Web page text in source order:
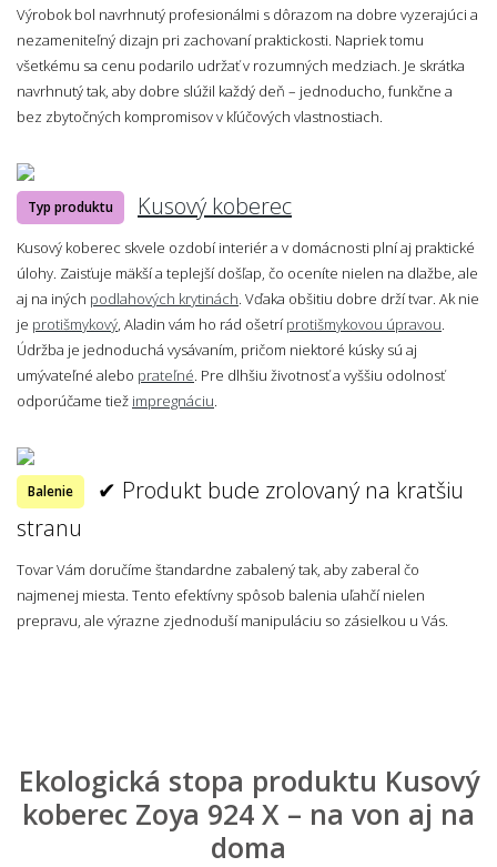
Výrobok bol navrhnutý profesionálmi s dôrazom na dobre vyzerajúci a
nezameniteľný dizajn pri zachovaní praktickosti. Napriek tomu
všetkému sa cenu podarilo udržať v rozumných medziach. Je skrátka
navrhnutý tak, aby dobre slúžil každý deň – jednoducho, funkčne a
bez zbytočných kompromisov v kľúčových vlastnostiach.
Typ produktu Kusový koberec
Kusový koberec skvele ozdobí interiér a v domácnosti plní aj praktické
úlohy. Zaisťuje mäkší a teplejší došľap, čo oceníte nielen na dlažbe, ale
aj na iných podlahových krytinách. Vďaka obšitiu dobre drží tvar. Ak nie
je protišmykový, Aladin vám ho rád ošetríprotišmykovou úpravou.
Údržba je jednoduchá vysávaním, pričom niektoré kúsky sú aj
umývateľné alebo prateľné. Pre dlhšiu životnosť a vyššiu odolnosť
odporúčame tiež impregnáciu.
Balenie
✔ Produkt bude zrolovaný na kratšiu
stranu
Tovar Vám doručíme štandardne zabalený tak, aby zaberal čo
najmenej miesta. Tento efektívny spôsob balenia uľahčí nielen
prepravu, ale výrazne zjednoduší manipuláciu so zásielkou u Vás.
Ekologická stopa produktu Kusový
koberec Zoya 924 X – na von aj na
doma